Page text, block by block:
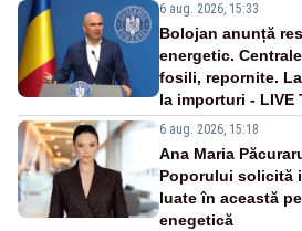
6 aug. 2026, 15:33
Bolojan anunță
energetic.
fosili, repornite.
la importuri - LIVE
6 aug. 2026, 15:18
Ana Maria
Poporului solicită
luate în această
enegetică